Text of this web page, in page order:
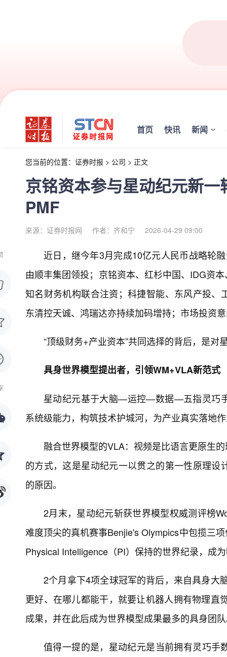
首页 快讯 新闻
您当前的位置： 证券时报 > 公司 > 正文
京铭资本参与星动纪元新
PMF
来源：证券时报网 作者：齐和宁 2026-04-29 09:00
近日，继今年3月完成10亿元人民币战略轮
由顺丰集团领投；京铭资本、红杉中国、IDG资
知名财务机构联合注资；科捷智能、东风产投
东清控天诚、鸿瑞达亦持续加码增持；市场投资
“顶级财务+产业资本”共同选择的背后，是
具身世界模型提出者，引领WM+VLA新范式
星动纪元基于大脑—运控—数据—五指灵巧
系统级能力，构筑技术护城河，为产业真实落地
融合世界模型的VLA：视频是比语言更原生
的方式，这是星动纪元一以贯之的第一性原理
的原因。
2月末，星动纪元斩获世界模型权威测评榜
难度顶尖的真机赛事Benjie's Olympics中包揽三
Physical Intelligence（PI）保持的世界纪录，成
2个月拿下4项全球冠军的背后，来自具身大
更好、在哪儿都能干，就要让机器人拥有物理
成果，并在此后成为世界模型成果最多的具身团
值得一提的是，星动纪元是当前拥有灵巧